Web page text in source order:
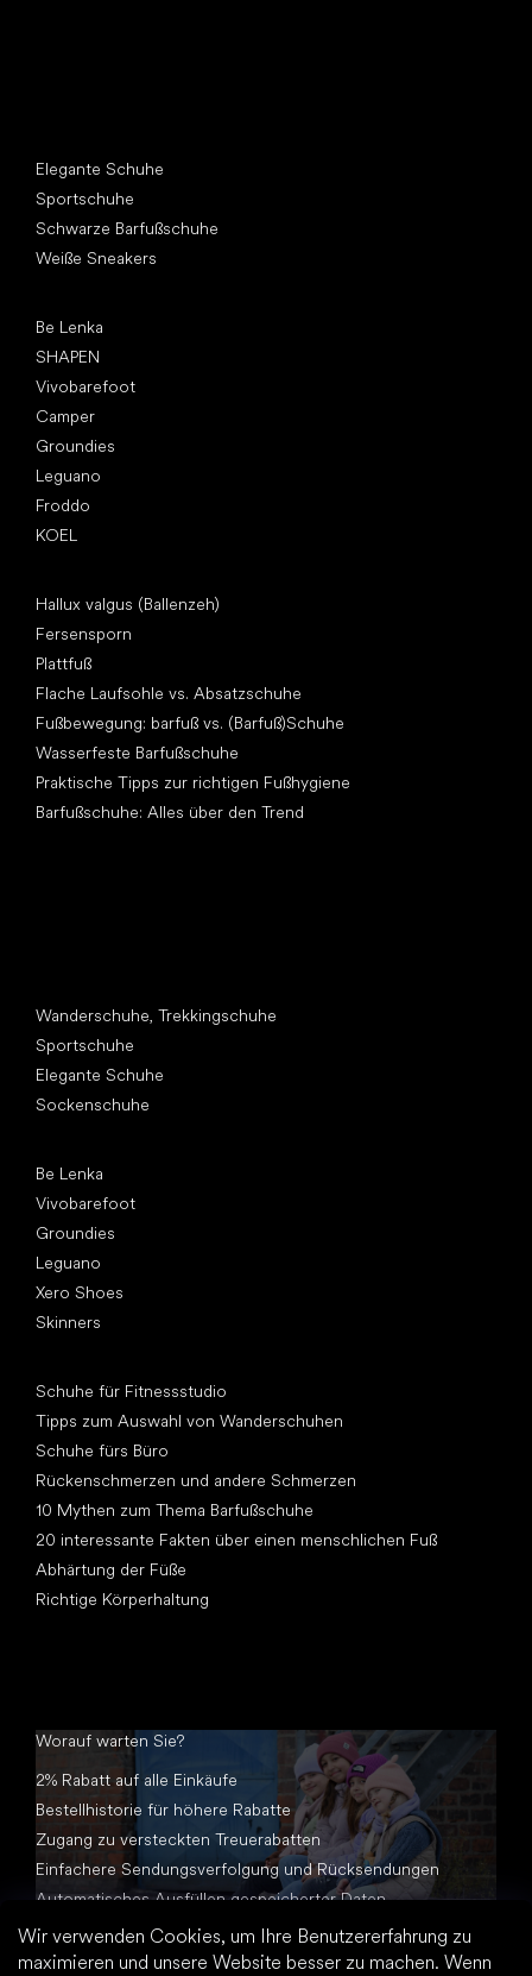
Wir verwenden Cookies, um Ihre Benutzererfahrung zu
maximieren und unsere Website besser zu machen. Wenn
Elegante Schuhe
Sportschuhe
Schwarze Barfußschuhe
Weiße Sneakers
Be Lenka
SHAPEN
Vivobarefoot
Camper
Groundies
Leguano
Froddo
KOEL
Hallux valgus (Ballenzeh)
Fersensporn
Plattfuß
Flache Laufsohle vs. Absatzschuhe
Fußbewegung: barfuß vs. (Barfuß)Schuhe
Wasserfeste Barfußschuhe
Praktische Tipps zur richtigen Fußhygiene
Barfußschuhe: Alles über den Trend
Wanderschuhe, Trekkingschuhe
Sportschuhe
Elegante Schuhe
Sockenschuhe
Be Lenka
Vivobarefoot
Groundies
Leguano
Xero Shoes
Skinners
Schuhe für Fitnessstudio
Tipps zum Auswahl von Wanderschuhen
Schuhe fürs Büro
Rückenschmerzen und andere Schmerzen
10 Mythen zum Thema Barfußschuhe
20 interessante Fakten über einen menschlichen Fuß
Abhärtung der Füße
Richtige Körperhaltung
Worauf warten Sie?
2% Rabatt auf alle Einkäufe
Bestellhistorie für höhere Rabatte
Zugang zu versteckten Treuerabatten
Einfachere Sendungsverfolgung und Rücksendungen
Automatisches Ausfüllen gespeicherter Daten
Alle Dokumente an einem Ort